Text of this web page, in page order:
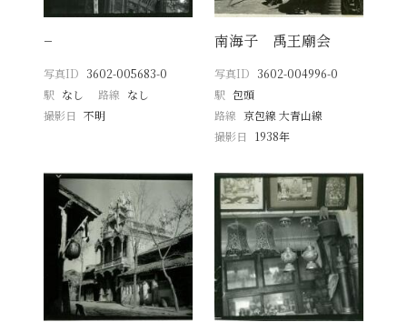
−
写真ID 3602-005683-0
駅 なし 路線 なし
撮影日
不明
南海子 禹王廟会
写真ID 3602-004996-0
駅 包頭
路線 京包線 大青山線
撮影日
1938年